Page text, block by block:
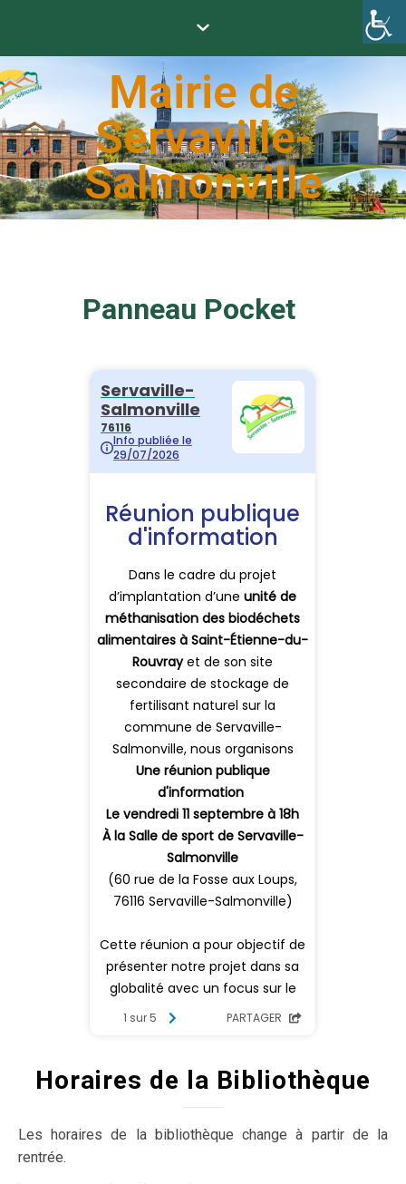
Mairie de
Servaville-
Salmonville
Panneau Pocket
Horaires de la Bibliothèque
Les horaires de la bibliothèque change à partir de la
rentrée.